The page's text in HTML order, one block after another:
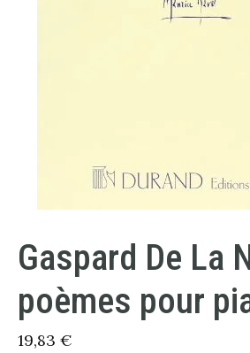
Gaspard De La
poèmes pour
19,83 €